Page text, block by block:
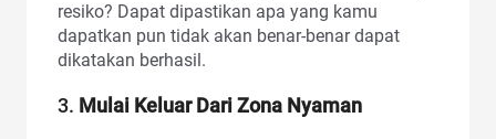
resiko? Dapat dipastikan apa yang kamu
dapatkan pun tidak akan benar-benar dapat
dikatakan berhasil.
3. Mulai Keluar Dari Zona Nyaman